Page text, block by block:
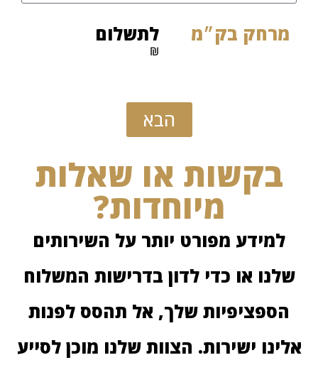
בק״מ לתשלום
הבא
בקשות או שאלות
מיוחדות?
למידע מפורט יותר על השירותים
או כדי לדון בדרישות המשלוח
שלך, אל תהסס לפנות
ישירות. הצוות שלנו מוכן לסייע